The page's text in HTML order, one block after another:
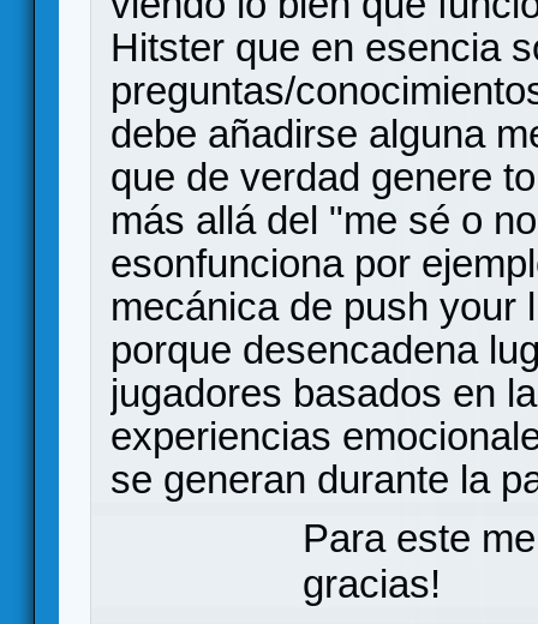
Hitster que en esencia
preguntas/
debe añadirse alguna
que de verdad genere
más allá del "me sé o
esonfunciona por
mecánica de push your
porque desencadena
jugadores basados en
experiencias
se generan durante la
Para este
gracias!